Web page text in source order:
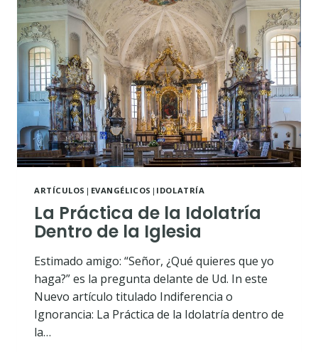
ARTÍCULOS | EVANGÉLICOS | IDOLATRÍA
La Práctica de la Idolatría
Dentro de la Iglesia
Estimado amigo: “Señor, ¿Qué quieres que yo
haga?” es la pregunta delante de Ud. In este
Nuevo artículo titulado Indiferencia o
Ignorancia: La Práctica de la Idolatría dentro de
la…